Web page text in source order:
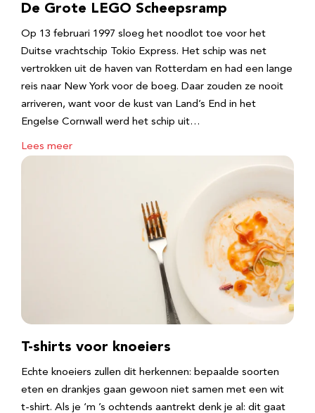
De Grote LEGO Scheepsramp
Op 13 februari 1997 sloeg het noodlot toe voor het
Duitse vrachtschip Tokio Express. Het schip was net
vertrokken uit de haven van Rotterdam en had een lange
reis naar New York voor de boeg. Daar zouden ze nooit
arriveren, want voor de kust van Land’s End in het
Engelse Cornwall werd het schip uit…
Lees meer
T-shirts voor knoeiers
Echte knoeiers zullen dit herkennen: bepaalde soorten
eten en drankjes gaan gewoon niet samen met een wit
t-shirt. Als je ‘m ’s ochtends aantrekt denk je al: dit gaat